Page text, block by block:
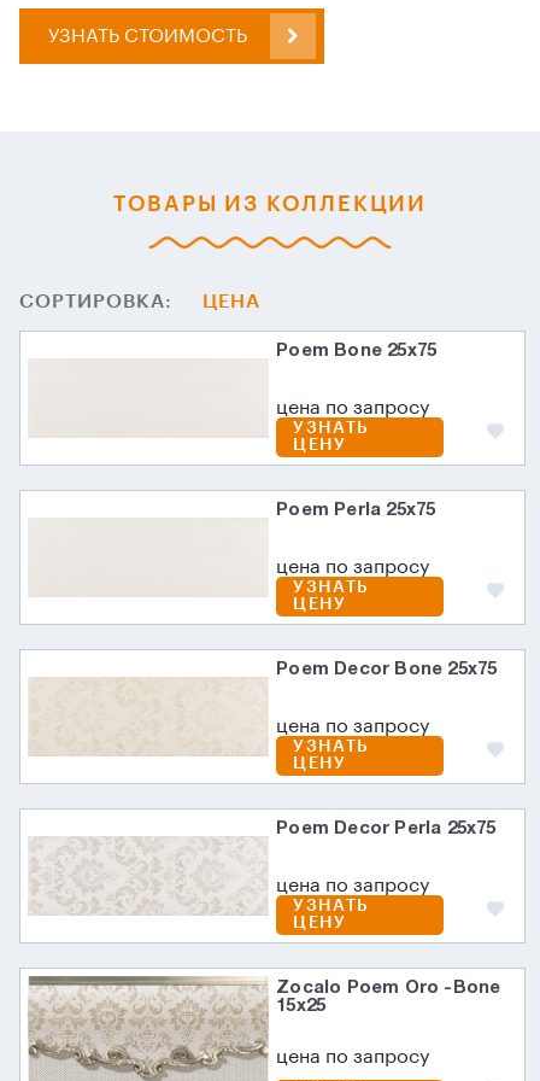
УЗНАТЬ СТОИМОСТЬ
ТОВАРЫ ИЗ КОЛЛЕКЦИИ
СОРТИРОВКА: ЦЕНА
Poem Bone 25x75
цена по запросу
УЗНАТЬ
ЦЕНУ
Poem Perla 25x75
цена по запросу
УЗНАТЬ
ЦЕНУ
Poem Decor Bone 25x75
цена по запросу
УЗНАТЬ
ЦЕНУ
Poem Decor Perla 25x75
цена по запросу
УЗНАТЬ
ЦЕНУ
Zocalo Poem Oro -Bone
15x25
цена по запросу